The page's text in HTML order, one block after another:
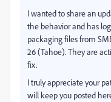
I wanted to share an
the behavior and has
packaging files from
26 (Tahoe). They are
fix.
I truly appreciate your
will keep you posted